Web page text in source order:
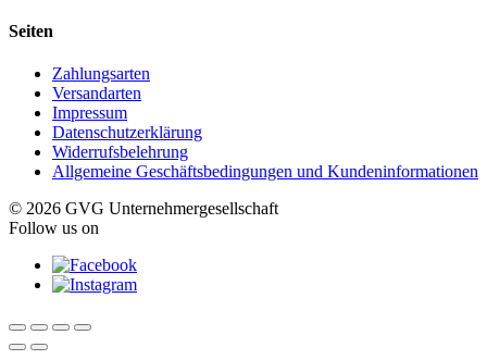
Seiten
Zahlungsarten
Versandarten
Impressum
Datenschutzerklärung
Widerrufsbelehrung
Allgemeine Geschäftsbedingungen und Kundeninformationen
© 2026 GVG Unternehmergesellschaft
Follow us on